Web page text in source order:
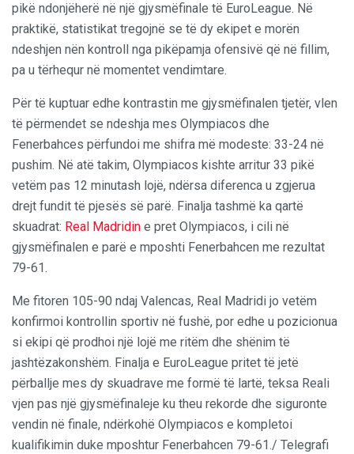
pikë ndonjëherë në një gjysmëfinale të EuroLeague. Në
praktikë, statistikat tregojnë se të dy ekipet e morën
ndeshjen nën kontroll nga pikëpamja ofensivë që në fillim,
pa u tërhequr në momentet vendimtare.
Për të kuptuar edhe kontrastin me gjysmëfinalen tjetër, vlen
të përmendet se ndeshja mes Olympiacos dhe
Fenerbahces përfundoi me shifra më modeste: 33-24 në
pushim. Në atë takim, Olympiacos kishte arritur 33 pikë
vetëm pas 12 minutash lojë, ndërsa diferenca u zgjerua
drejt fundit të pjesës së parë. Finalja tashmë ka qartë
skuadrat: Real Madridin e pret Olympiacos, i cili në
gjysmëfinalen e parë e mposhti Fenerbahcen me rezultat
79-61.
Me fitoren 105-90 ndaj Valencas, Real Madridi jo vetëm
konfirmoi kontrollin sportiv në fushë, por edhe u pozicionua
si ekipi që prodhoi një lojë me ritëm dhe shënim të
jashtëzakonshëm. Finalja e EuroLeague pritet të jetë
përballje mes dy skuadrave me formë të lartë, teksa Reali
vjen pas një gjysmëfinaleje ku theu rekorde dhe siguronte
vendin në finale, ndërkohë Olympiacos e kompletoi
kualifikimin duke mposhtur Fenerbahcen 79-61./ Telegrafi